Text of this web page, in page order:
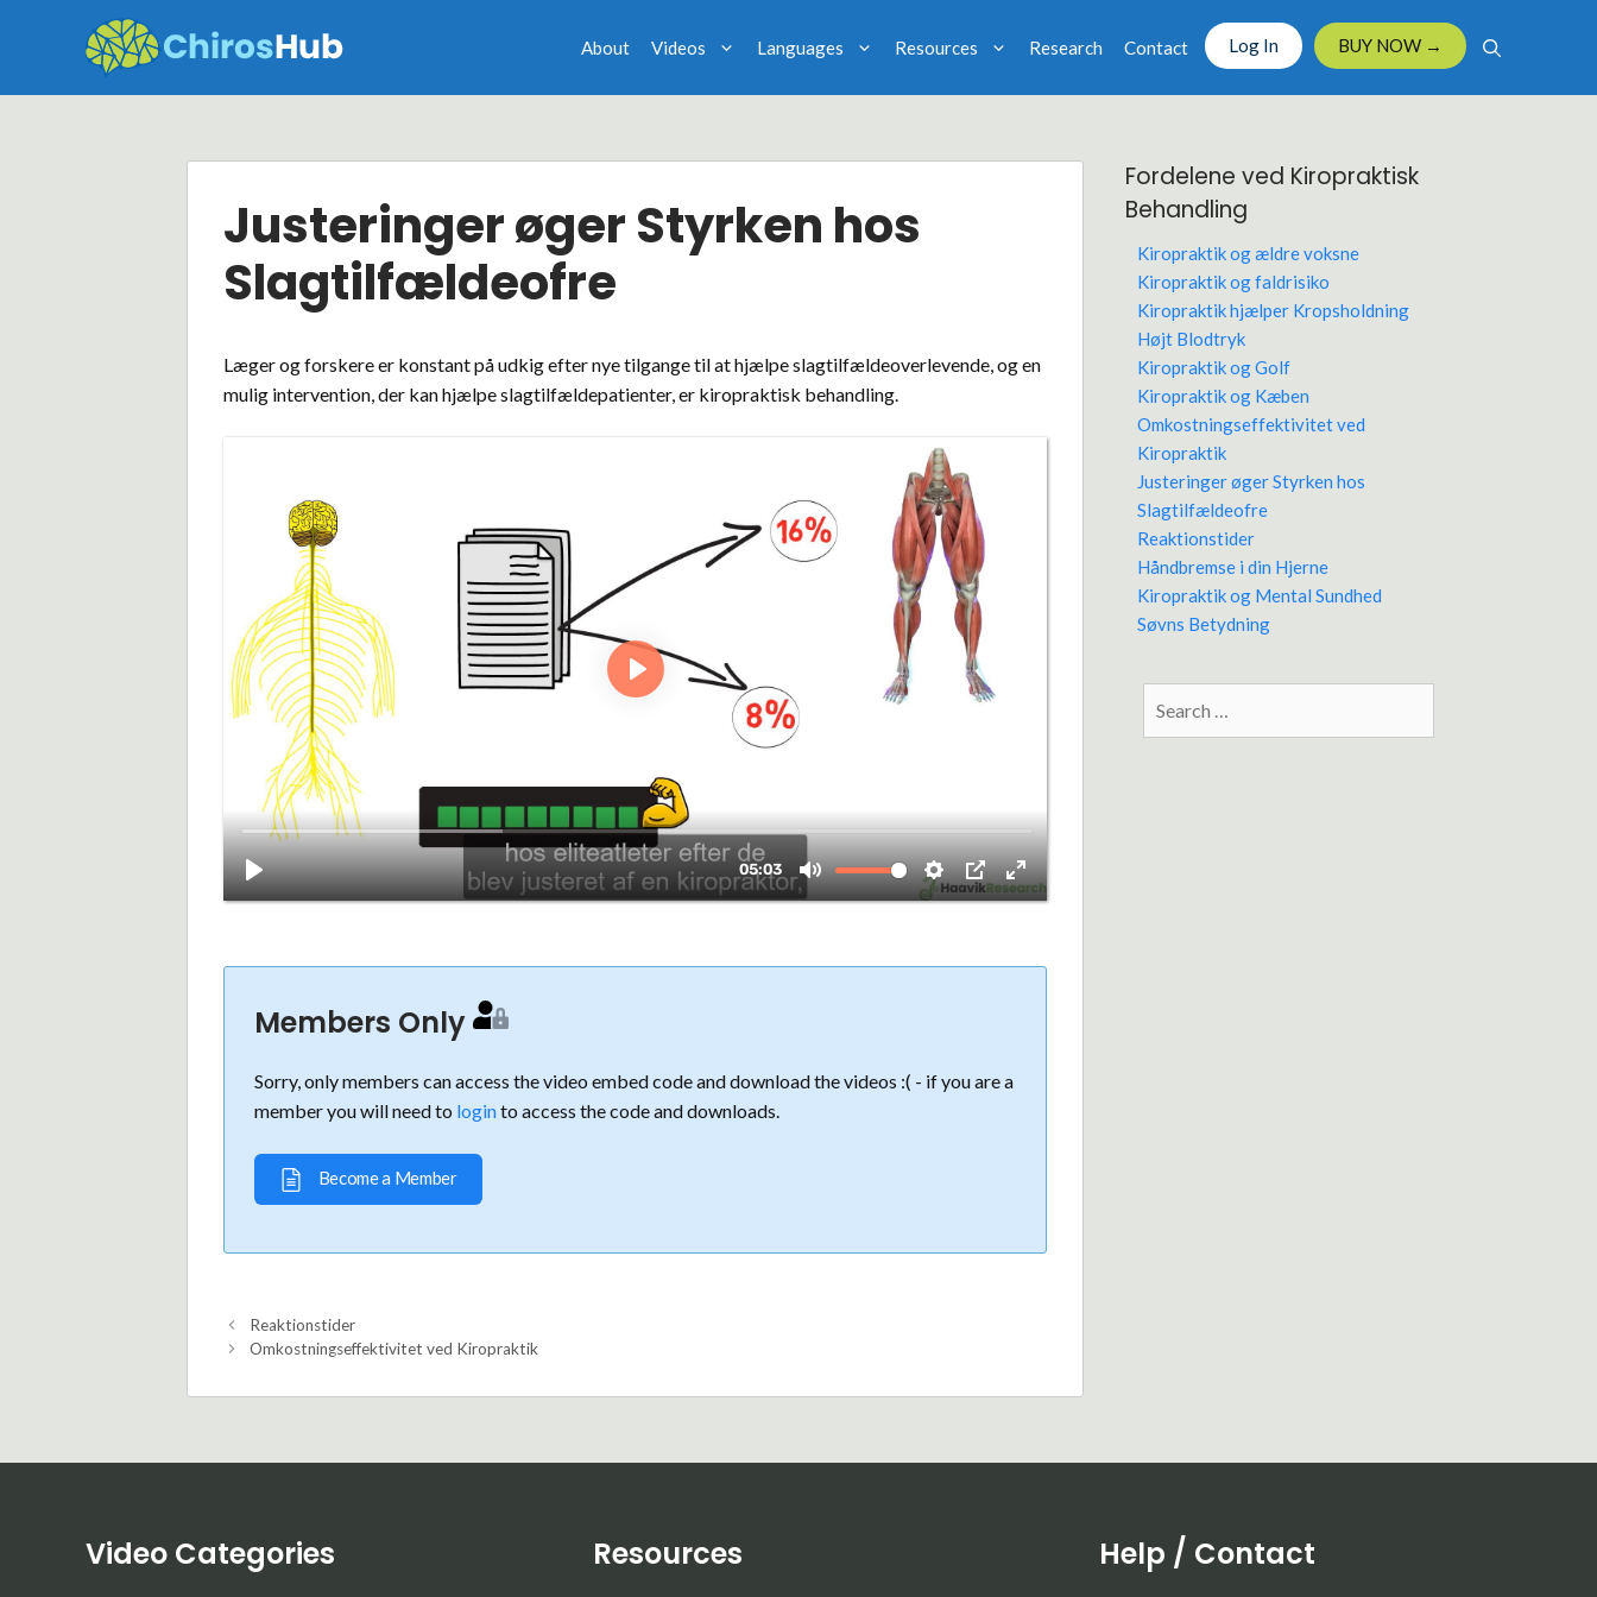
About Videos Languages Resources Research Contact Log In BUY NOW →
Justeringer øger Styrken hos
Slagtilfældeofre
Læger og forskere er konstant på udkig efter nye tilgange til at hjælpe slagtilfældeoverlevende, og en
mulig intervention, der kan hjælpe slagtilfældepatienter, er kiropraktisk behandling.
Members Only
Sorry, only members can access the video embed code and download the videos :( - if you are a
member you will need to loginto access the code and downloads.
Become a Member
Reaktionstider
Omkostningseffektivitet ved Kiropraktik
Fordelene ved Kiropraktisk
Behandling
Kiropraktik og ældre voksne
Kiropraktik og faldrisiko
Kiropraktik hjælper Kropsholdning
Højt Blodtryk
Kiropraktik og Golf
Kiropraktik og Kæben
Omkostningseffektivitet ved
Kiropraktik
Justeringer øger Styrken hos
Slagtilfældeofre
Reaktionstider
Håndbremse i din Hjerne
Kiropraktik og Mental Sundhed
Søvns Betydning
Video Categories Resources Help / Contact